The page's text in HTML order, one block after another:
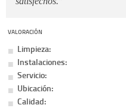
VALORACIÓN
Limpieza:
Instalaciones:
Servicio:
Ubicación:
Calidad: